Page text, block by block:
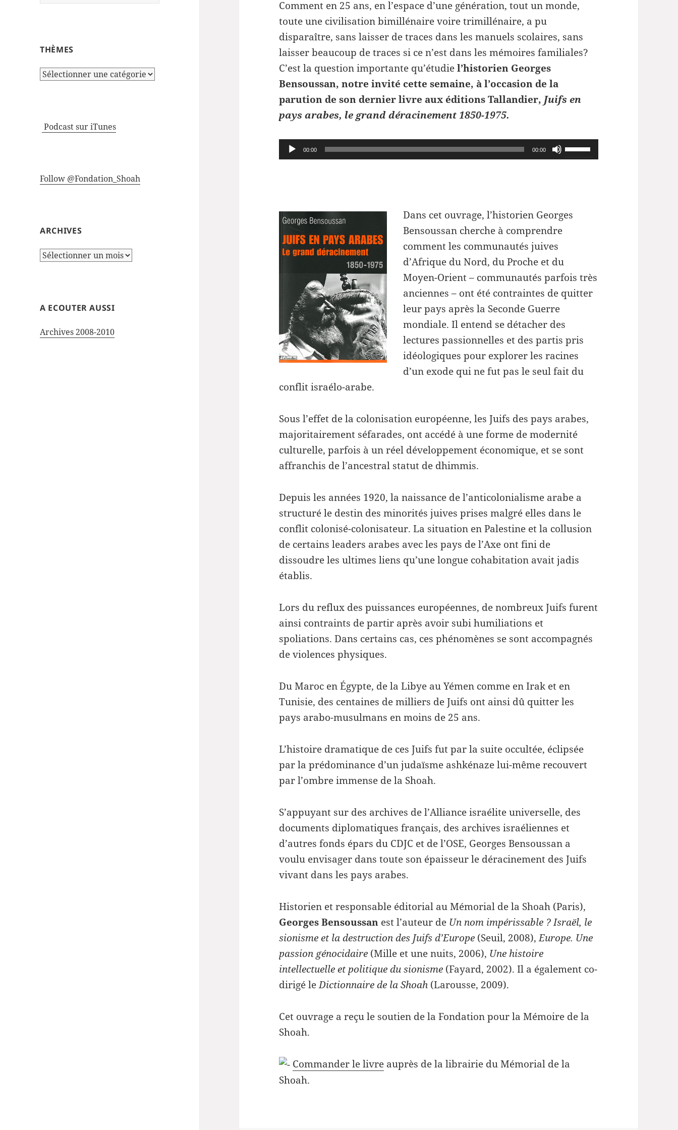
THÈMES
Thèmes
Podcast sur iTunes
Follow @Fondation_Shoah
ARCHIVES
Archives
A ECOUTER AUSSI
Archives 2008-2010
Comment en 25 ans, en l’espace d’une génération, tout un monde,
toute une civilisation bimillénaire voire trimillénaire, a pu
disparaître, sans laisser de traces dans les manuels scolaires, sans
laisser beaucoup de traces si ce n’est dans les mémoires familiales?
C’est la question importante qu’étudiel’historien Georges
Bensoussan, notre invité cette semaine, à l’occasion de la
parution de son dernier livre aux éditions Tallandier, Juifs en
pays arabes, le grand déracinement 1850-1975.
Lecteur
audio
00:00 00:00
Utilisez
les
le
volume.
Dans cet ouvrage, l’historien Georges
Bensoussan cherche à comprendre
comment les communautés juives
d’Afrique du Nord, du Proche et du
Moyen-Orient – communautés parfois très
anciennes – ont été contraintes de quitter
leur pays après la Seconde Guerre
mondiale. Il entend se détacher des
lectures passionnelles et des partis pris
idéologiques pour explorer les racines
d’un exode qui ne fut pas le seul fait du
conflit israélo-arabe.
Sous l’effet de la colonisation européenne, les Juifs des pays arabes,
majoritairement séfarades, ont accédé à une forme de modernité
culturelle, parfois à un réel développement économique, et se sont
affranchis de l’ancestral statut de dhimmis.
Depuis les années 1920, la naissance de l’anticolonialisme arabe a
structuré le destin des minorités juives prises malgré elles dans le
conflit colonisé-colonisateur. La situation en Palestine et la collusion
de certains leaders arabes avec les pays de l’Axe ont fini de
dissoudre les ultimes liens qu’une longue cohabitation avait jadis
établis.
Lors du reflux des puissances européennes, de nombreux Juifs furent
ainsi contraints de partir après avoir subi humiliations et
spoliations. Dans certains cas, ces phénomènes se sont accompagnés
de violences physiques.
Du Maroc en Égypte, de la Libye au Yémen comme en Irak et en
Tunisie, des centaines de milliers de Juifs ont ainsi dû quitter les
pays arabo-musulmans en moins de 25 ans.
L’histoire dramatique de ces Juifs fut par la suite occultée, éclipsée
par la prédominance d’un judaïsme ashkénaze lui-même recouvert
par l’ombre immense de la Shoah.
S’appuyant sur des archives de l’Alliance israélite universelle, des
documents diplomatiques français, des archives israéliennes et
d’autres fonds épars du CDJC et de l’OSE, Georges Bensoussan a
voulu envisager dans toute son épaisseur le déracinement des Juifs
vivant dans les pays arabes.
Historien et responsable éditorial au Mémorial de la Shoah (Paris),
Georges Bensoussan est l’auteur de Un nom impérissable ? Israël, le
sionisme et la destruction des Juifs d’Europe (Seuil, 2008),Europe. Une
passion génocidaire (Mille et une nuits, 2006), Une histoire
intellectuelle et politique du sionisme (Fayard, 2002). Il a également co-
dirigé leDictionnaire de la Shoah (Larousse, 2009).
Cet ouvrage a reçu le soutien de la Fondation pour la Mémoire de la
Shoah.
Commander le livre auprès de la librairie du Mémorial de la
Shoah.